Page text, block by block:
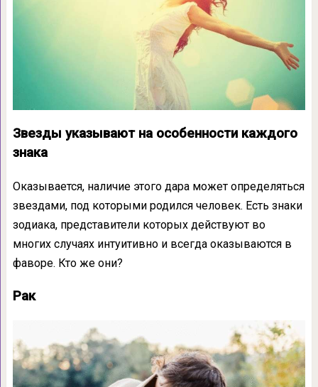
Звезды указывают на особенности каждого
знака
Оказывается, наличие этого дара может определяться
звездами, под которыми родился человек. Есть знаки
зодиака, представители которых действуют во
многих случаях интуитивно и всегда оказываются в
фаворе. Кто же они?
Рак